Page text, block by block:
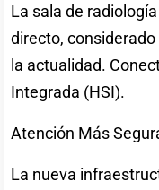
La sala de
directo,
la actualidad.
Integrada (HSI).
Atención Más
La nueva